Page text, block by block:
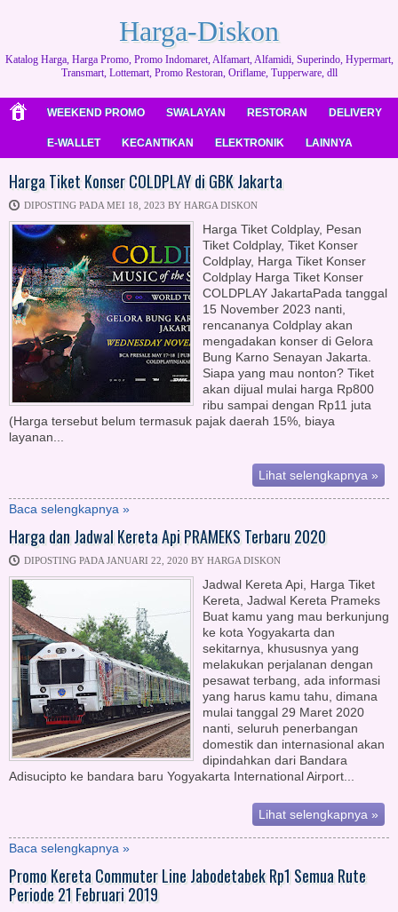
Harga-Diskon
Katalog Harga, Harga Promo, Promo Indomaret, Alfamart, Alfamidi, Superindo, Hypermart,
Transmart, Lottemart, Promo Restoran, Oriflame, Tupperware, dll
WEEKEND PROMO SWALAYAN RESTORAN DELIVERY
E-WALLET KECANTIKAN ELEKTRONIK LAINNYA
Harga Tiket Konser COLDPLAY di GBK Jakarta
DIPOSTING PADA MEI 18, 2023 BY HARGA DISKON
Harga Tiket Coldplay, Pesan
Tiket Coldplay, Tiket Konser
Coldplay, Harga Tiket Konser
Coldplay Harga Tiket Konser
COLDPLAY JakartaPada tanggal
15 November 2023 nanti,
rencananya Coldplay akan
mengadakan konser di Gelora
Bung Karno Senayan Jakarta.
Siapa yang mau nonton? Tiket
akan dijual mulai harga Rp800
ribu sampai dengan Rp11 juta
(Harga tersebut belum termasuk pajak daerah 15%, biaya
layanan...
Lihat selengkapnya »
Baca selengkapnya »
Harga dan Jadwal Kereta Api PRAMEKS Terbaru 2020
DIPOSTING PADA JANUARI 22, 2020 BY HARGA DISKON
Jadwal Kereta Api, Harga Tiket
Kereta, Jadwal Kereta Prameks
Buat kamu yang mau berkunjung
ke kota Yogyakarta dan
sekitarnya, khususnya yang
melakukan perjalanan dengan
pesawat terbang, ada informasi
yang harus kamu tahu, dimana
mulai tanggal 29 Maret 2020
nanti, seluruh penerbangan
domestik dan internasional akan
dipindahkan dari Bandara
Adisucipto ke bandara baru Yogyakarta International Airport...
Lihat selengkapnya »
Baca selengkapnya »
Promo Kereta Commuter Line Jabodetabek Rp1 Semua Rute
Periode 21 Februari 2019